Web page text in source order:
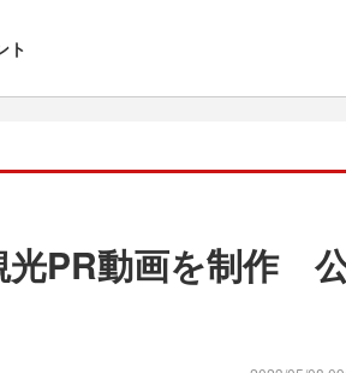
ト
光PR動画を制作